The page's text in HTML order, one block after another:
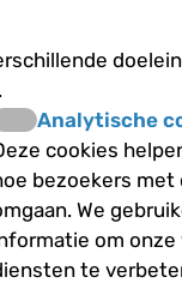
Waar moet je
Waar worden
Waarom en
Waarom kan de
Analytische
cookies
bezoekers
We
om
te